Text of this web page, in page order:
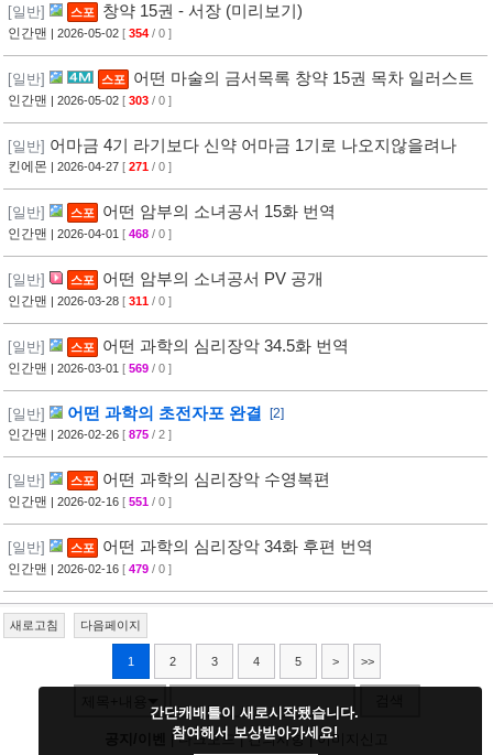
[일반] 스포 창약 15권 - 서장 (미리보기)
인간맨 | 2026-05-02 [ 354 / 0 ]
[일반] 스포 어떤 마술의 금서목록 창약 15권 목차 일러스트
인간맨 | 2026-05-02 [ 303 / 0 ]
[일반] 어마금 4기 라기보다 신약 어마금 1기로 나오지않을려나
킨에몬 | 2026-04-27 [ 271 / 0 ]
[일반] 스포 어떤 암부의 소녀공서 15화 번역
인간맨 | 2026-04-01 [ 468 / 0 ]
[일반] 스포 어떤 암부의 소녀공서 PV 공개
인간맨 | 2026-03-28 [ 311 / 0 ]
[일반] 스포 어떤 과학의 심리장악 34.5화 번역
인간맨 | 2026-03-01 [ 569 / 0 ]
[일반] 어떤 과학의 초전자포 완결
[2]
인간맨 | 2026-02-26 [ 875 / 2 ]
[일반] 스포 어떤 과학의 심리장악 수영복편
인간맨 | 2026-02-16 [ 551 / 0 ]
[일반] 스포 어떤 과학의 심리장악 34화 후편 번역
인간맨 | 2026-02-16 [ 479 / 0 ]
새로고침 다음페이지
1 2 3 4 5 > >>
|다크모드|건의사항|이미지신고
간단캐배틀이 새로시작됐습니다.
참여해서 보상받아가세요!